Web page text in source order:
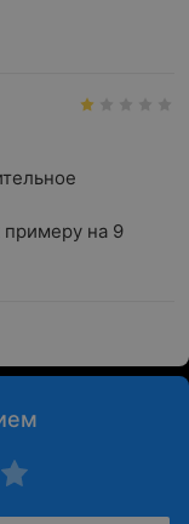
примеру на 9